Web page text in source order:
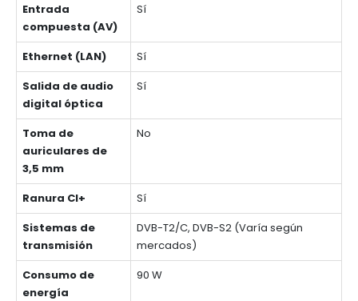
Entrada
compuesta (AV)
Sí
Ethernet (LAN)
Sí
Salida de audio
digital óptica
Sí
Toma de
auriculares de
3,5 mm
No
Ranura CI+
Sí
Sistemas de
transmisión
DVB-T2/C, DVB-S2 (Varía según
mercados)
Consumo de
energía
90 W